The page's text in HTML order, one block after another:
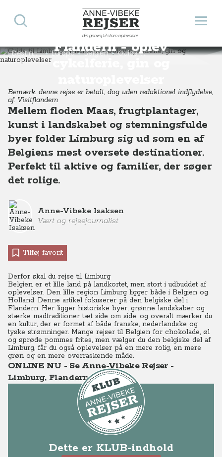
Anne-Vibeke Rejser
din genvej til store oplevelser
Åbn
Søg
Guide til Limburg i
Flandern - oplev
Destinationer Europa Belgien Guide til Limburg i Flandern - oplev cykelferie, gin og naturoplevelser
Bemærk: denne rejse er betalt, dog uden redaktionel indflydelse,
af: Visitflandern
Mellem floden Maas, frugtplantager,
kunst i landskabet og stemningsfulde
byer folder Limburg sig ud som en af
Belgiens mest oversete destinationer.
Perfekt til aktive og familier, der søger
det rolige.
Anne-Vibeke Isaksen
Vært og rejsejournalist
Tilføj favorit
Derfor skal du rejse til Limburg
Belgien er et lille land på landkortet, men stort i udbuddet af
oplevelser. Den lille region Limburg ligger både i Belgien og
Holland. Denne artikel fokuserer på den belgiske del i
Flandern. Her ligger historiske byer, grønne landskaber og
stærke madtraditioner tæt side om side, og overalt mærker du
en kultur, der er formet af både franske, nederlandske og
tyske strømninger. Mange rejser til Belgien for chokolade, øl
og sprøde pommes frites, men vælger du den belgiske del af
Limburg, får du også oplevelser på en mere rolig, en mere
grøn og en mere overraskende måde.
ONLINE NU - Se Anne-Vibeke Rejser -
Limburg, Flandern
Dette er KLUB-indhold